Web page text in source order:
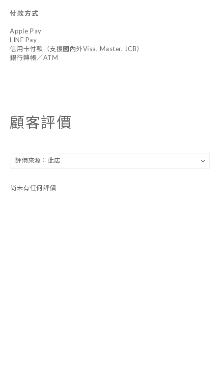
付款方式
Apple Pay
LINE Pay
信用卡付款（支援國內外Visa, Master, JCB）
銀行轉帳／ATM
顧客評價
尚未有任何評價